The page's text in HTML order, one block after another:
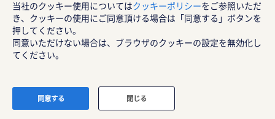
特定の人材ニーズ
代行サービス
組織開発サービス
当社のクッキー使用についてはクッキーポリシーをご参照いただ
き、クッキーの使用にご同意頂ける場合は「同意する」ボタンを
押してください。
同意いただけない場合は、ブラウザのクッキーの設定を無効化し
てください。
同意する 閉じる